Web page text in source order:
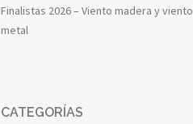
Finalistas 2026 – Viento madera y viento
metal
CATEGORÍAS